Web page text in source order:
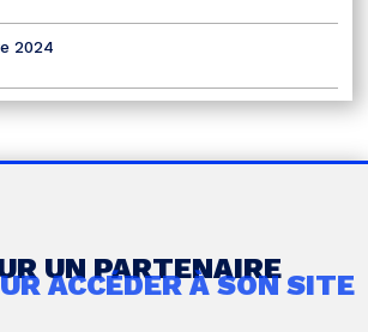
2024
UN PARTENAIRE
ACCÉDER À SON SITE